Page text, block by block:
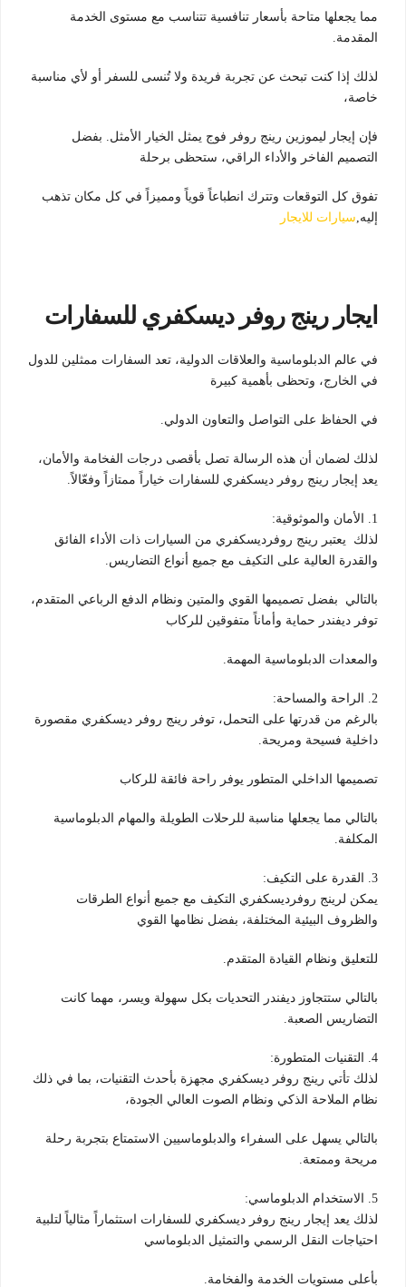
مما يجعلها متاحة بأسعار تنافسية تتناسب مع مستوى الخدمة
المقدمة.
لذلك إذا كنت تبحث عن تجربة فريدة ولا تُنسى للسفر أو لأي مناسبة
خاصة،
فإن إيجار ليموزين رينج روفر فوج يمثل الخيار الأمثل. بفضل
التصميم الفاخر والأداء الراقي، ستحظى برحلة
تفوق كل التوقعات وتترك انطباعاً قوياً ومميزاً في كل مكان تذهب
إليه,سيارات للايجار
ايجار رينج روفر ديسكفري للسفارات
في عالم الدبلوماسية والعلاقات الدولية، تعد السفارات ممثلين للدول
في الخارج، وتحظى بأهمية كبيرة
في الحفاظ على التواصل والتعاون الدولي.
لذلك لضمان أن هذه الرسالة تصل بأقصى درجات الفخامة والأمان،
يعد إيجار رينج روفر ديسكفري للسفارات خياراً ممتازاً وفعّالاً.
1. الأمان والموثوقية:
لذلك يعتبر رينج روفرديسكفري من السيارات ذات الأداء الفائق
والقدرة العالية على التكيف مع جميع أنواع التضاريس.
بالتالي بفضل تصميمها القوي والمتين ونظام الدفع الرباعي المتقدم،
توفر ديفندر حماية وأماناً متفوقين للركاب
والمعدات الدبلوماسية المهمة.
2. الراحة والمساحة:
بالرغم من قدرتها على التحمل، توفر رينج روفر ديسكفري مقصورة
داخلية فسيحة ومريحة.
تصميمها الداخلي المتطور يوفر راحة فائقة للركاب
بالتالي مما يجعلها مناسبة للرحلات الطويلة والمهام الدبلوماسية
المكلفة.
3. القدرة على التكيف:
يمكن لرينج روفرديسكفري التكيف مع جميع أنواع الطرقات
والظروف البيئية المختلفة، بفضل نظامها القوي
للتعليق ونظام القيادة المتقدم.
بالتالي ستتجاوز ديفندر التحديات بكل سهولة ويسر، مهما كانت
التضاريس الصعبة.
4. التقنيات المتطورة:
لذلك تأتي رينج روفر ديسكفري مجهزة بأحدث التقنيات، بما في ذلك
نظام الملاحة الذكي ونظام الصوت العالي الجودة،
بالتالي يسهل على السفراء والدبلوماسيين الاستمتاع بتجربة رحلة
مريحة وممتعة.
5. الاستخدام الدبلوماسي:
لذلك يعد إيجار رينج روفر ديسكفري للسفارات استثماراً مثالياً لتلبية
احتياجات النقل الرسمي والتمثيل الدبلوماسي
بأعلى مستويات الخدمة والفخامة.